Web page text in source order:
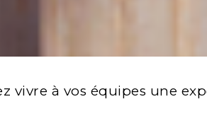
vivre à vos équipes une